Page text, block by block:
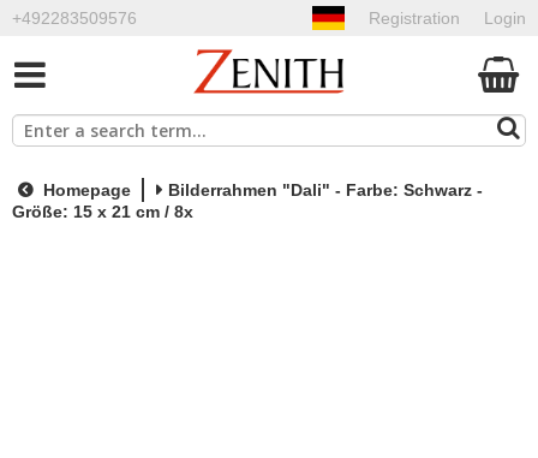
+492283509576 Login
Registration
Homepage
Bilderrahmen "Dali" - Farbe: Schwarz -
Größe: 15 x 21 cm / 8x